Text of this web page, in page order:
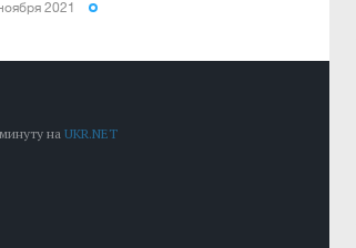
2021
наUKR.NET